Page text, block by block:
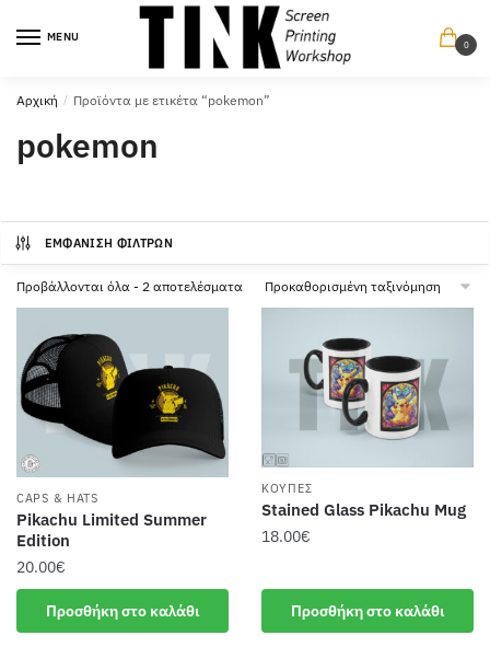
στην
στο
MENU
0
Αρχική / Προϊόντα με ετικέτα “pokemon”
pokemon
ΕΜΦΆΝΙΣΗ ΦΊΛΤΡΩΝ
Προβάλλονται όλα - 2 αποτελέσματα
CAPS & HATS
Pikachu Limited Summer
Edition
20.00€
Προσθήκη στο καλάθι
ΚΟΎΠΕΣ
Stained Glass Pikachu Mug
18.00€
Προσθήκη στο καλάθι